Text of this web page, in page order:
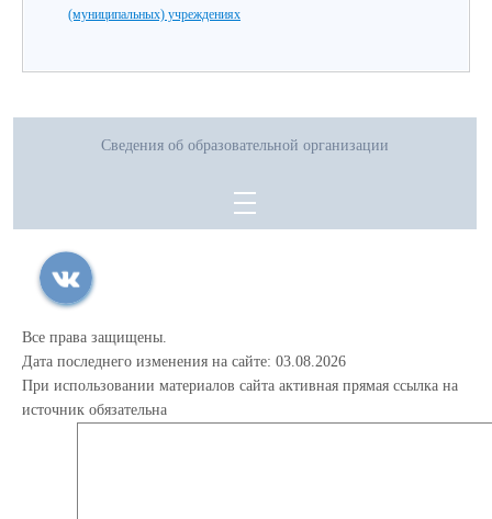
(муниципальных) учреждениях
Сведения об образовательной организации
Все права защищены.
Дата последнего изменения на сайте: 03.08.2026
При использовании материалов сайта активная прямая ссылка на
источник обязательна